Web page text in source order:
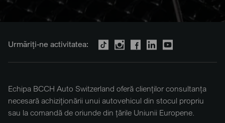
Urmăriți-ne activitatea:
Echipa BCCH Auto Switzerland oferă clienților consultanța
necesară achiziționării unui autovehicul din stocul propriu
sau la comandă de oriunde din țările Uniunii Europene.